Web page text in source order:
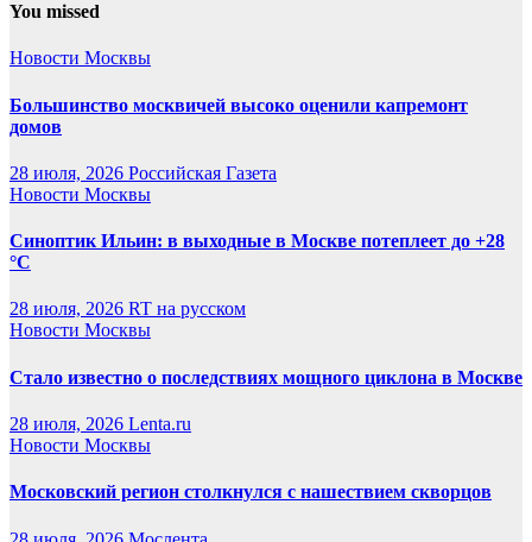
You missed
Новости Москвы
Большинство москвичей высоко оценили капремонт
домов
28 июля, 2026 Российская Газета
Новости Москвы
Синоптик Ильин: в выходные в Москве потеплеет до +28
°C
28 июля, 2026 RT на русском
Новости Москвы
Стало известно о последствиях мощного циклона в Москве
28 июля, 2026 Lenta.ru
Новости Москвы
Московский регион столкнулся с нашествием скворцов